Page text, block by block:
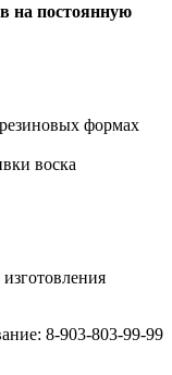
на постоянную
формах
воска
8-903-803-99-99